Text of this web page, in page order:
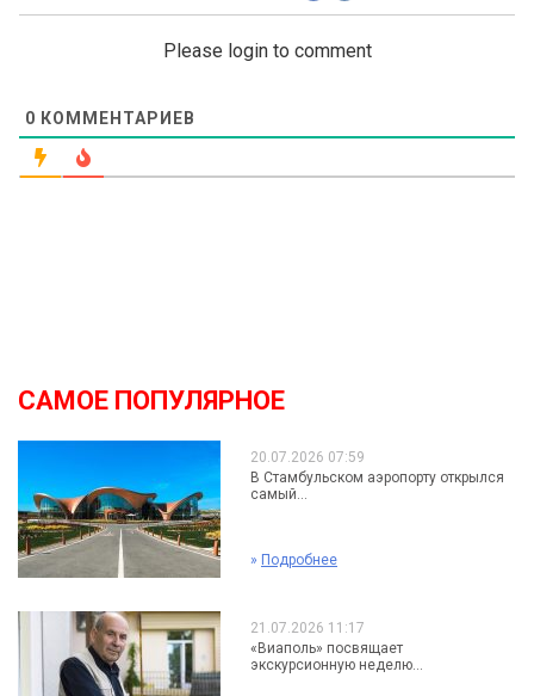
Please login to comment
0 КОММЕНТАРИЕВ
САМОЕ ПОПУЛЯРНОЕ
20.07.2026 07:59
В Стамбульском аэропорту открылся
самый...
» Подробнее
21.07.2026 11:17
«Виаполь» посвящает
экскурсионную неделю...